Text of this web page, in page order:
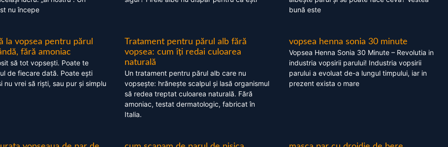
nu începe
bună este
la vopsea pentru părul
fără amoniac
să tot vopsești. Poate te
de fiecare dată. Poate ești
nu vrei să riști, sau pur și simplu
Tratament pentru părul alb fără
vopsea: cum îți redai culoarea
naturală
Un tratament pentru părul alb care nu
vopsește: hrănește scalpul și lasă organismul
să redea treptat culoarea naturală. Fără
amoniac, testat dermatologic, fabricat în
Italia.
vopsea henna sonia 30 minute
Vopsea Henna Sonia 30 Minute – Revolutia in
industria vopsirii parului! Industria vopsirii
parului a evoluat de-a lungul timpului, iar in
prezent exista o mare